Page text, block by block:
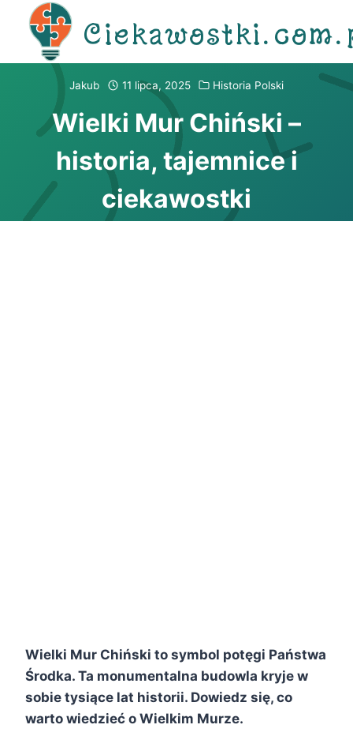
Przejdź
Jakub 11 lipca, 2025 Historia Polski
Wielki Mur Chiński –
historia, tajemnice i
ciekawostki
Wielki Mur Chiński to symbol potęgi Państwa
Środka. Ta monumentalna budowla kryje w
sobie tysiące lat historii. Dowiedz się, co
warto wiedzieć o Wielkim Murze.